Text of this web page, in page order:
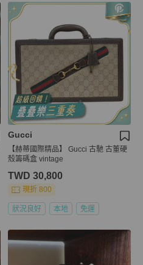
Gucci
【赫蒂國際精品】 Gucci 古馳 古董硬
殼籌碼盒 vintage
TWD 30,800
現折 800
狀況良好 本地 免運